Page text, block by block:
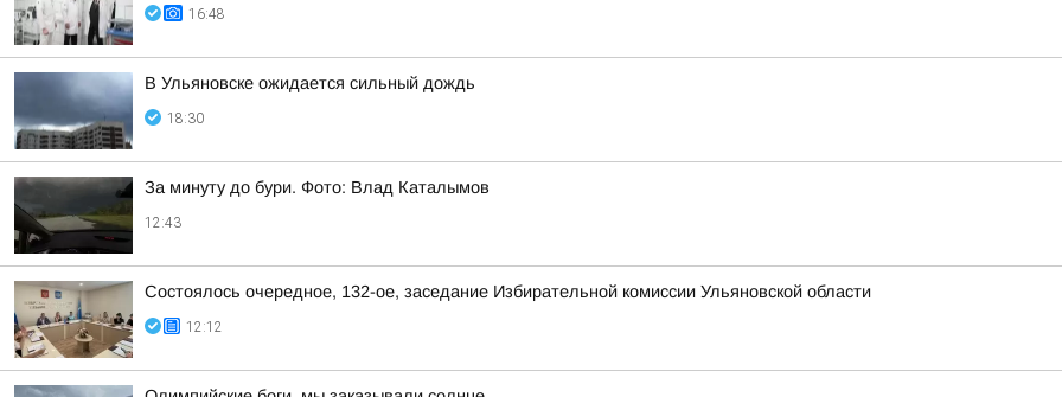
16:48
В Ульяновске ожидается сильный дождь
18:30
За минуту до бури. Фото: Влад Каталымов
12:43
Состоялось очередное, 132-ое, заседание Избирательной комиссии Ульяновской области
12:12